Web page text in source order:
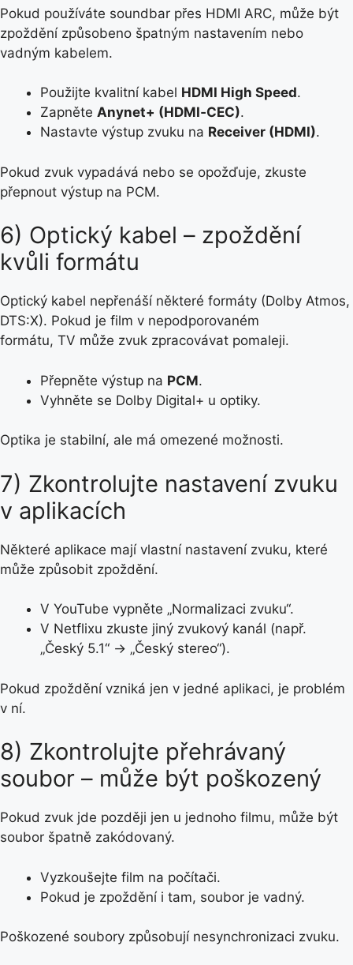
Pokud používáte soundbar přes HDMI ARC, může být
zpoždění způsobeno špatným nastavením nebo
vadným kabelem.
Použijte kvalitní kabel HDMI High Speed.
Zapněte Anynet+ (HDMI‑CEC).
Nastavte výstup zvuku na Receiver (HDMI).
Pokud zvuk vypadává nebo se opožďuje, zkuste
přepnout výstup na PCM.
6) Optický kabel – zpoždění
kvůli formátu
Optický kabel nepřenáší některé formáty (Dolby Atmos,
DTS:X). Pokud je film v nepodporovaném
formátu, TV může zvuk zpracovávat pomaleji.
Přepněte výstup na PCM.
Vyhněte se Dolby Digital+ u optiky.
Optika je stabilní, ale má omezené možnosti.
7) Zkontrolujte nastavení zvuku
v aplikacích
Některé aplikace mají vlastní nastavení zvuku, které
může způsobit zpoždění.
V YouTube vypněte „Normalizaci zvuku“.
V Netflixu zkuste jiný zvukový kanál (např.
„Český 5.1“ → „Český stereo“).
Pokud zpoždění vzniká jen v jedné aplikaci, je problém
v ní.
8) Zkontrolujte přehrávaný
soubor – může být poškozený
Pokud zvuk jde později jen u jednoho filmu, může být
soubor špatně zakódovaný.
Vyzkoušejte film na počítači.
Pokud je zpoždění i tam, soubor je vadný.
Poškozené soubory způsobují nesynchronizaci zvuku.